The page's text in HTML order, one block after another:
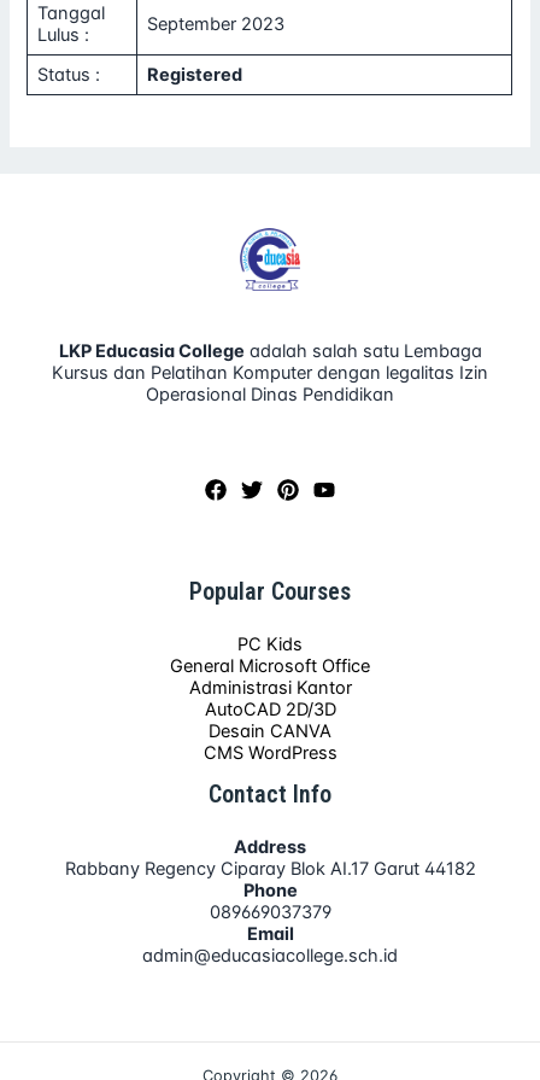
Tanggal
Lulus :
September 2023
Status : Registered
LKP Educasia College adalah salah satu Lembaga
Kursus dan Pelatihan Komputer dengan legalitas Izin
Operasional Dinas Pendidikan
Popular Courses
PC Kids
General Microsoft Office
Administrasi Kantor
AutoCAD 2D/3D
Desain CANVA
CMS WordPress
Contact Info
Address
Rabbany Regency Ciparay Blok AI.17 Garut 44182
Phone
089669037379
Email
admin@educasiacollege.sch.id
Copyright © 2026